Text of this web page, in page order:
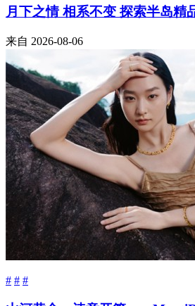
月下之情 相系不变 探索半岛精
来自 2026-08-06
# # #